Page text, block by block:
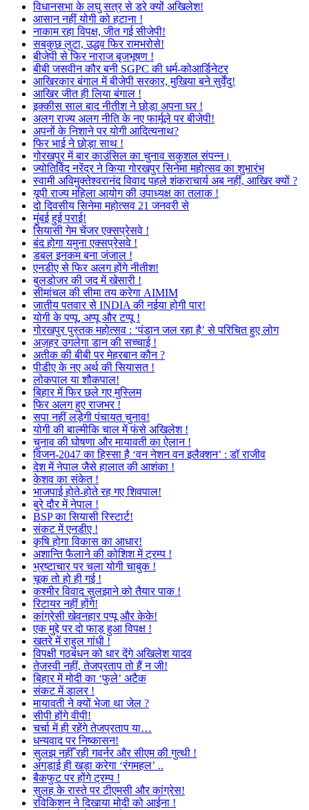
विधानसभा के लघु सत्र से डरे क्यों अखिलेश!
आसान नहीं योगी को हटाना !
नाकाम रहा विपक्ष, जीत गई सीजेपी!
सबकुछ लुटा, उद्धव फिर रामभरोसे!
बीजेपी से फिर नाराज बृजभूषण !
बीबी जसवीन कौर बनी SGPC की धर्म-कोआर्डिनेटर
आखिरकार बंगाल में बीजेपी सरकार, मुखिया बने सुर्वेंदु!
आखिर जीत ही लिया बंगाल !
इक्कीस साल बाद नीतीश ने छोड़ा अपना घर !
अलग राज्य अलग नीति के नए फार्मूले पर बीजेपी!
अपनों के निशाने पर योगी आदित्यनाथ?
फिर भाई ने छोड़ा साथ !
गोरखपुर में बार काउंसिल का चुनाव सकुशल संपन्न।
ज्योतिर्विद नरेंद्र ने किया गोरखपुर सिनेमा महोत्सव का शुभारंभ
स्वामी अविमुक्तेश्वरानंद विवाद पहले शंकराचार्य अब नहीं, आखिर क्यों ?
यूपी राज्य महिला आयोग की उपाध्यक्ष का तलाक !
दो दिवसीय सिनेमा महोत्सव 21 जनवरी से
मुंबई हुई पराई!
सियासी गेम चेंजर एक्सप्रेसवे !
बंद होगा यमुना एक्सप्रेसवे !
डबल इनकम बना जंजाल !
एनडीए से फिर अलग होंगे नीतीश!
बुलडोजर की जद में खेसारी !
सीमांचल की सीमा तय करेगा AIMIM
जातीय पतवार से INDIA की नईया होगी पार!
योगी के पप्पू, अप्पू और टप्पू !
गोरखपुर पुस्तक महोत्सव : ‘पंडान जल रहा है’ से परिचित हुए लोग
अज़हर उगलेगा डान की सच्चाई !
अतीक की बीबी पर मेहरबान कौन ?
पीडीए के नए अर्थ की सियासत !
लोकपाल या शौकपाल!
बिहार में फिर छले गए मुस्लिम
फिर अलग हुए राजभर !
सपा नहीं लड़ेगी पंचायत चुनाव!
योगी की बाल्मीकि चाल में फंसे अखिलेश !
चुनाव की घोषणा और मायावती का ऐलान !
विजन-2047 का हिस्सा है ‘वन नेशन वन इलैक्शन’ : डॉ राजीव
देश में नेपाल जैसे हालात की आशंका !
केशव का संकेत !
भाजपाई होते-होते रह गए शिवपाल!
बुरे दौर में नेपाल !
BSP का सियासी रिस्टार्ट!
संकट में एनडीए !
कृषि होगा विकास का आधार!
अशान्ति फैलाने की कोशिश में ट्रम्प !
भ्रष्टाचार पर चला योगी चाबुक !
चूक तो हो ही गई !
कश्मीर विवाद सुलझाने को तैयार पाक !
रिटायर नहीं होंगे!
कांग्रेसी खेवनहार पप्पू और केके!
एक मुद्दे पर दो फाड़ हुआ विपक्ष !
खतरे में राहुल गांधी !
विपक्षी गठबंधन को धार देंगे अखिलेश यादव
तेजस्वी नहीं, तेजप्रताप तो हैं न जी!
बिहार में मोदी का ‘फुले’ अटैक
संकट में डालर !
मायावती ने क्यों भेजा था जेल ?
सीपी होंगे वीपी!
चर्चा में ही रहेंगे तेजप्रताप या…
धन्यवाद पर निष्कासन!
सुलझ नहीँ रही गवर्नर और सीएम की गुत्थी !
अंगड़ाई ही खड़ा करेगा ‘रंगमहल’ ..
बैकफुट पर होंगे ट्रम्प !
सुलह के रास्ते पर टीएमसी और कांग्रेस!
रविकिशन ने दिखाया मोदी को आईना !